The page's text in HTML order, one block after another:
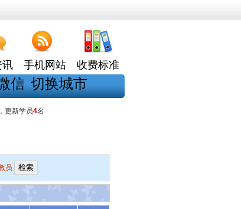
讯 手机网站 收费标准
信 切换城市
更新学员4名
员